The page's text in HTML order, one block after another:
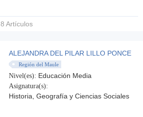
8 Artículos
ALEJANDRA DEL PILAR LILLO PONCE
Región del Maule
Nivel(es): Educación Media
Asignatura(s):
Historia, Geografía y Ciencias Sociales